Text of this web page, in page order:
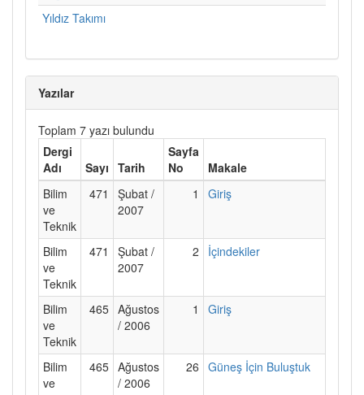
Yıldız Takımı
Yazılar
Toplam 7 yazı bulundu
Dergi
Adı
Sayı Tarih
Sayfa
No
Makale
Bilim
ve
Teknik
471
Şubat /
2007
1 Giriş
Bilim
ve
Teknik
471
Şubat /
2007
2 İçindekiler
Bilim
ve
Teknik
465 Ağustos
/ 2006
1 Giriş
Bilim
ve
465 Ağustos
/ 2006
26 Güneş İçin Buluştuk